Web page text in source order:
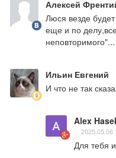
Алексей
Люся везде
еще и по
неповторимого"...
Ильин Евгений
И что не так
Alex
2025.05.06
Для тебя